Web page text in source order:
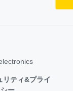
リティ&プライ